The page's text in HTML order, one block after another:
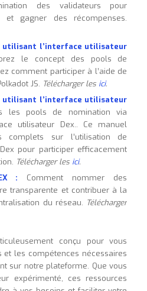
des validateurs pour
et gagner des récompenses.
utilisant l’interface utilisateur
le concept des pools de
comment participer à l’aide de
JS. Télécharger les ici.
utilisant l’interface utilisateur
les pools de nomination via
utilisateur Dex.. Ce manuel
complets sur l’utilisation de
pour participer efficacement
Télécharger les ici.
: Comment nommer des
transparente et contribuer à la
du réseau. Télécharger
conçu pour vous
et les compétences nécessaires
sur notre plateforme. Que vous
expérimenté, ces ressources